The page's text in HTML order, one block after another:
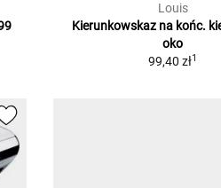
Louis
Kierunkowskaz na końc.
oko
99,40 zł1